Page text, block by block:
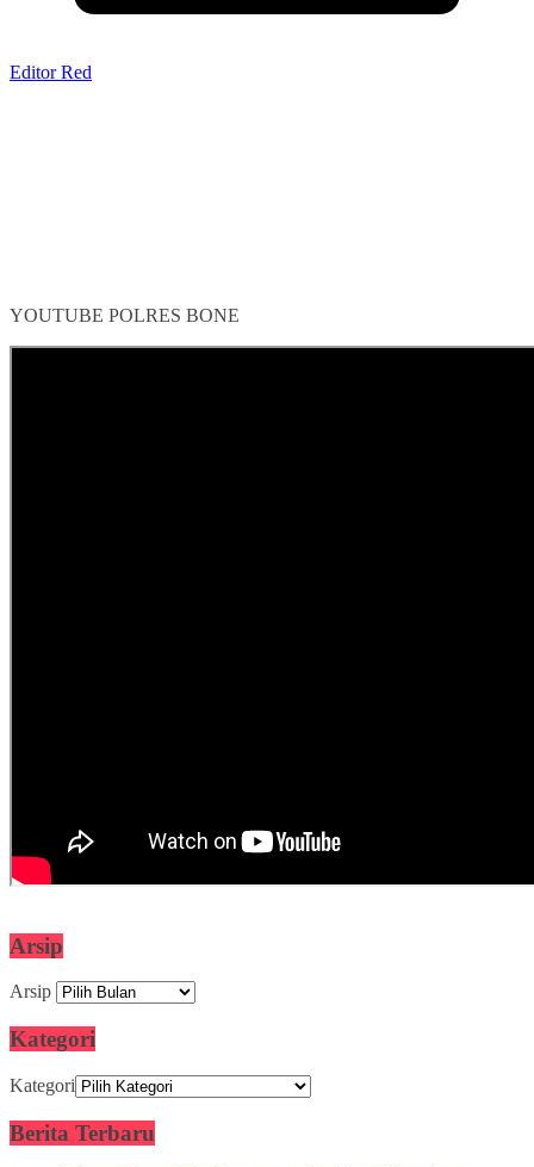
Editor Red
YOUTUBE POLRES BONE
Arsip
Arsip
Kategori
Kategori
Berita Terbaru